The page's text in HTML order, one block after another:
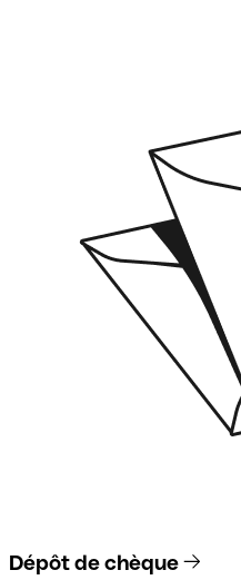
Dépôt de chèque